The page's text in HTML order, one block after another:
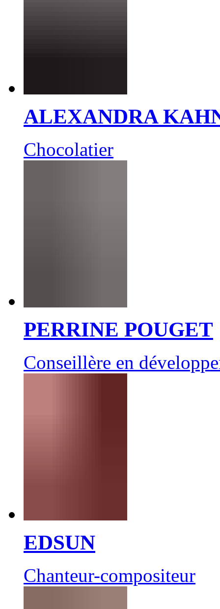
ALEXANDRA
Chocolatier
PERRINE POUGET
Conseillère en
EDSUN
Chanteur-compositeur